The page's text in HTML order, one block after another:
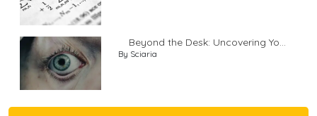
Beyond the Desk: Uncovering Yo...
By Sciaria